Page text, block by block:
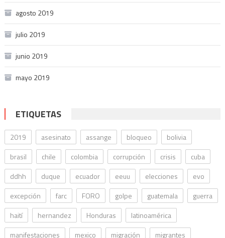
agosto 2019
julio 2019
junio 2019
mayo 2019
ETIQUETAS
2019 asesinato assange bloqueo
bolivia
brasil
chile colombia corrupción crisis
cuba
ddhh
duque ecuador eeuu elecciones
evo
excepción
farc FORO golpe guatemala
guerra
haití
hernandez Honduras
latinoamérica
manifestaciones
mexico migración migrantes